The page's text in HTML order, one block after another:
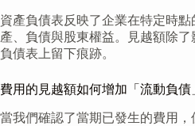
資產負債表反映了企業在特定時
產、負債與股東權益。見越額除
負債表上留下痕跡。
費用的見越額如何增加「流動負債
當我們確認了當期已發生的費用